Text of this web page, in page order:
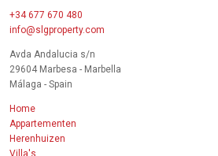
+34 677 670 480
info@slgproperty.com
Avda Andalucia s/n
29604 Marbesa - Marbella
Málaga - Spain
Home
Appartementen
Herenhuizen
Villa's